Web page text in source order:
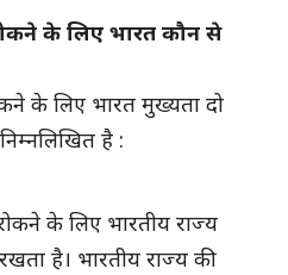
के लिए भारत कौन से
के लिए भारत मुख्यता दो
है :
के लिए भारतीय राज्य
है। भारतीय राज्य की